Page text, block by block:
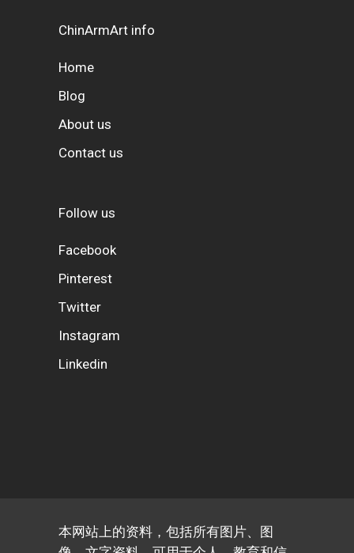
ChinArmArt info
Home
Blog
About us
Contact us
Follow us
Facebook
Pinterest
Twitter
Instagram
Linkedin
本网站上的资料，包括所有图片、图